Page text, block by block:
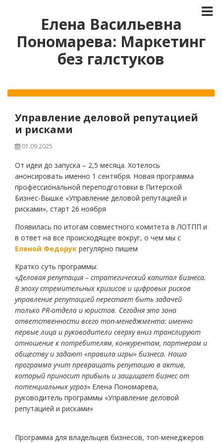
Елена Васильевна
Пономарева: Маркетинг
без галстуков
Управление деловой репутацией
и рисками
01.09.2025
От идеи до запуска – 2,5 месяца. Хотелось
анонсировать именно 1 сентября. Новая программа
профессиональной переподготовки в Питерской
Бизнес-Вышке «Управление деловой репутацией и
рисками», старт 26 ноября
Появилась по итогам совместного комитета в ЛОТПП и
в ответ на все происходящее вокруг, о чем мы с
Еленой Федорук регулярно пишем
Кратко суть программы:
«Деловая репутация – стратегический капитал бизнеса.
В эпоху стремительных кризисов и цифровых рисков
управление репутацией перестает быть задачей
только PR-отдела и юристов. Сегодня это зона
ответственности всего топ-менеджмента: именно
первые лица и руководители сверху вниз транслируют
отношение к потребителям, конкурентам, партнерам и
обществу и задают «правила игры» бизнеса. Наша
программа учит превращать репутацию в актив,
который приносит прибыль и защищает бизнес от
потенциальных угроз» Елена Пономарева,
руководитель программы «Управление деловой
репутацией и рисками»
Программа для владельцев бизнесов, топ-менеджеров